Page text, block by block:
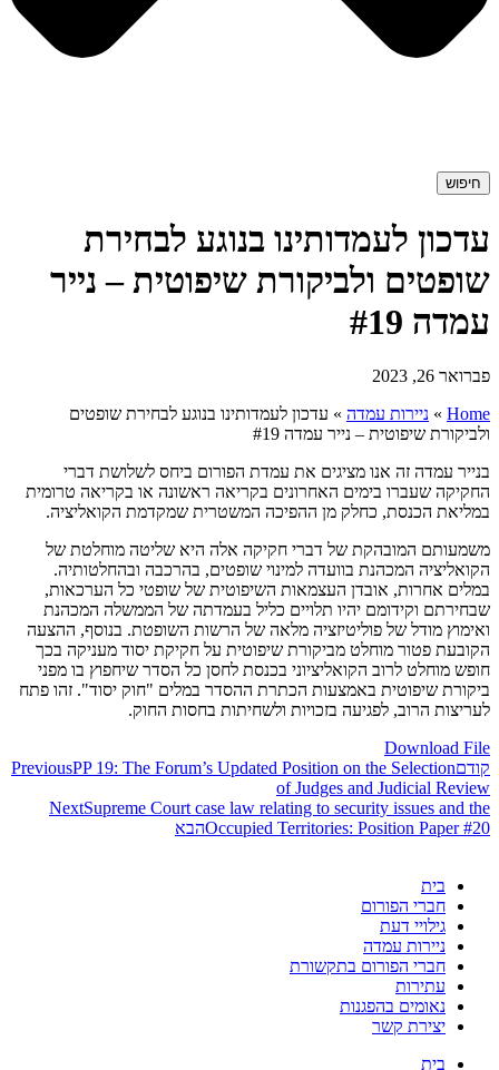
חיפוש
עדכון לעמדותינו בנוגע לבחירת
שופטים ולביקורת שיפוטית – נייר
עמדה #19
פברואר 26, 2023
Home
» ניירות עמדה » עדכון לעמדותינו בנוגע לבחירת שופטים
ולביקורת שיפוטית – נייר עמדה #19
בנייר עמדה זה אנו מציגים את עמדת הפורום ביחס לשלושת דברי
החקיקה שעברו בימים האחרונים בקריאה ראשונה או בקריאה טרומית
במליאת הכנסת, כחלק מן ההפיכה המשטרית שמקדמת הקואליציה.
משמעותם המובהקת של דברי חקיקה אלה היא שליטה מוחלטת של
הקואליציה המכהנת בוועדה למינוי שופטים, בהרכבה ובהחלטותיה.
במלים אחרות, אובדן העצמאות השיפוטית של שופטי כל הערכאות,
שבחירתם וקידומם יהיו תלויים כליל בעמדתה של הממשלה המכהנת
ואימוץ מודל של פוליטיזציה מלאה של הרשות השופטת. בנוסף, ההצעה
הקובעת פטור מוחלט מביקורת שיפוטית על חקיקת יסוד מעניקה בכך
חופש מוחלט לרוב הקואליציוני בכנסת לחסן כל הסדר שיחפוץ בו מפני
ביקורת שיפוטית באמצעות הכתרת ההסדר במלים "חוק יסוד". זהו פתח
לעריצות הרוב, לפגיעה בזכויות ולשחיתות בחסות החוק.
Download File
קודם
PreviousPP 19: The Forum’s Updated Position on the Selection
of Judges and Judicial Review
NextSupreme Court case law relating to security issues and the
Occupied Territories: Position Paper #20הבא
בית
חברי הפורום
גילויי דעת
ניירות עמדה
חברי הפורום בתקשורת
עתירות
נאומים בהפגנות
יצירת קשר
בית